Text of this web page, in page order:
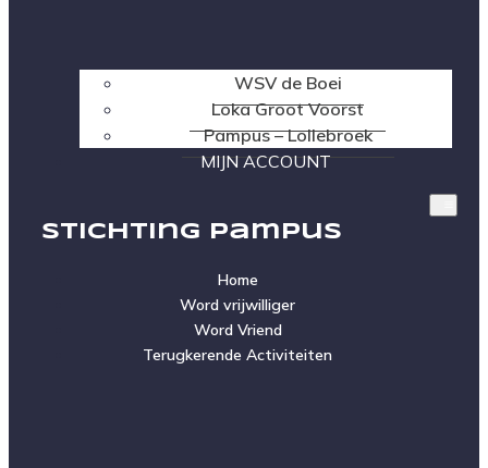
WSV de Boei
Loka Groot Voorst
Pampus – Lollebroek
MIJN ACCOUNT
Stichting Pampus
Home
Word vrijwilliger
Word Vriend
Terugkerende Activiteiten